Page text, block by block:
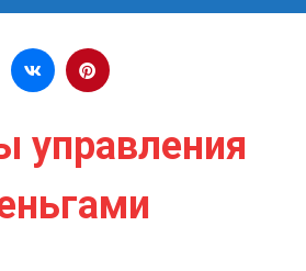
управления